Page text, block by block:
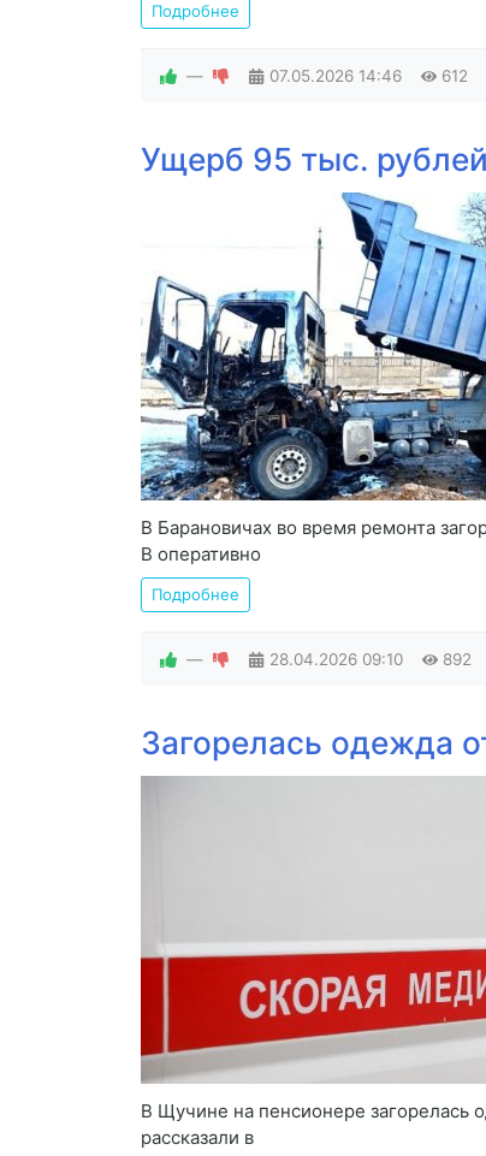
Подробнее
— 07.05.2026 14:46 612
Ущерб 95 тыс.
В Барановичах во время ремонта
В оперативно
Подробнее
— 28.04.2026 09:10 892
Загорелась одежда
В Щучине на пенсионере загорелась
рассказали в